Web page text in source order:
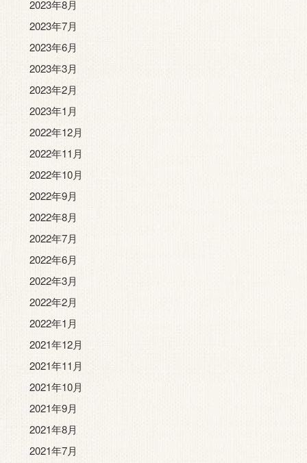
2023年8月
2023年7月
2023年6月
2023年3月
2023年2月
2023年1月
2022年12月
2022年11月
2022年10月
2022年9月
2022年8月
2022年7月
2022年6月
2022年3月
2022年2月
2022年1月
2021年12月
2021年11月
2021年10月
2021年9月
2021年8月
2021年7月